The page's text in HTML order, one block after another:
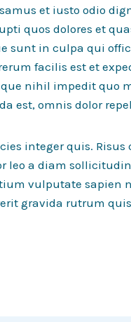
et iusto odio
quos dolores et
sunt in culpa qui
facilis est et
nihil impedit quo
est, omnis dolor
integer quis.
leo a diam
vulputate sapien
gravida rutrum